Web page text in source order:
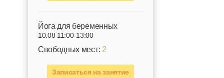
Йога для беременных
10.08 11:00-13:00
Свободных мест: 2
Записаться на занятие